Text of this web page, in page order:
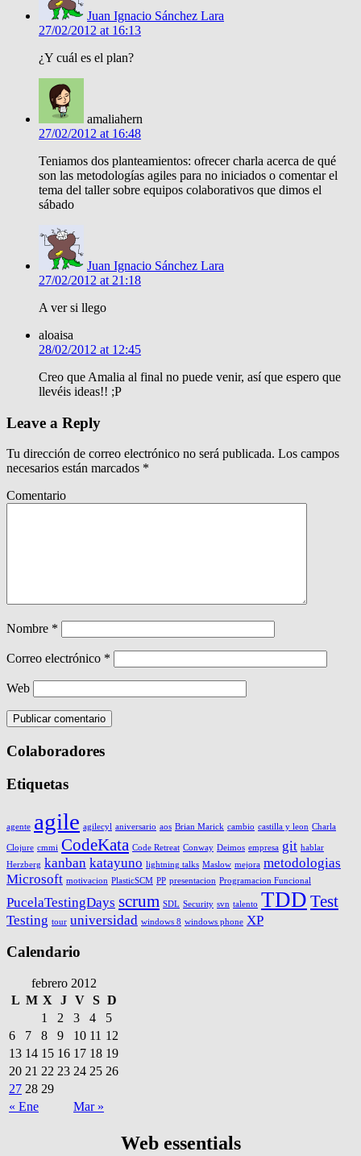
Juan Ignacio Sánchez Lara
27/02/2012 at 16:13
¿Y cuál es el plan?
amaliahern
27/02/2012 at 16:48
Teniamos dos planteamientos: ofrecer charla acerca de qué
son las metodologías agiles para no iniciados o comentar el
tema del taller sobre equipos colaborativos que dimos el
sábado
Juan Ignacio Sánchez Lara
27/02/2012 at 21:18
A ver si llego
aloaisa
28/02/2012 at 12:45
Creo que Amalia al final no puede venir, así que espero que
llevéis ideas!! ;P
Leave a Reply
Tu dirección de correo electrónico no será publicada. Los campos
necesarios están marcados *
Comentario
Nombre *
Correo electrónico *
Web
Colaboradores
Etiquetas
agente agile agilecyl aniversario aos Brian Marick cambio castilla y leon Charla
Clojure cmmi CodeKata Code Retreat Conway Deimos empresa git hablar
Herzberg kanban katayuno lightning talks Maslow mejora metodologias
Microsoft motivacion PlasticSCM PP presentacion Programacion Funcional
PucelaTestingDays scrum SDL Security svn talento TDD Test
Testing tour universidad windows 8 windows phone XP
Calendario
febrero 2012
L M X J V S D
« Ene Mar »
1 2 3 4
5
6
7 8 9 10 11 12
13 14 15 16 17 18 19
20 21 22 23 24 25 26
27 28 29
Web essentials